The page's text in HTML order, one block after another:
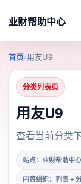
业财帮助中心
首页/用友U9
分类列表页
用友U9
查看当前分类
站点：业财帮助中
内容组织：列表 +